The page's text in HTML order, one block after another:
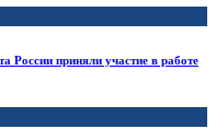
России приняли участие в работе